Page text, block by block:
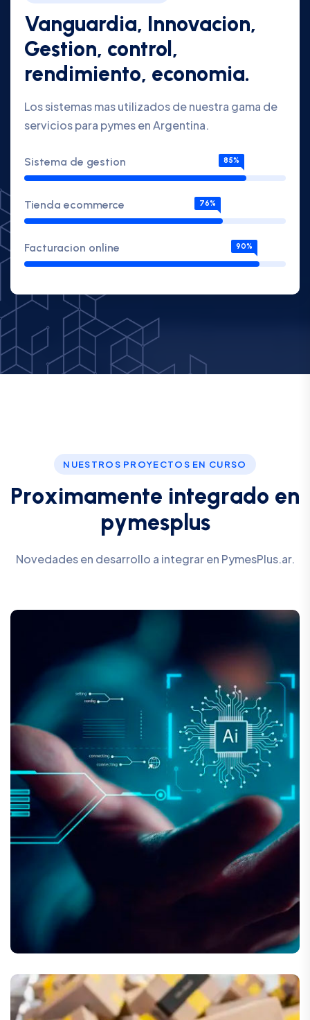
Vanguardia, Innovacion,
Gestion, control,
rendimiento, economia.
Los sistemas mas utilizados de nuestra gama de
servicios para pymes en Argentina.
Sistema de gestion 85%
Tienda ecommerce 76%
Facturacion online 90%
NUESTROS PROYECTOS EN CURSO
Proximamente integrado en
pymesp us
Novedades en desarrollo a integrar en PymesPlus.ar.